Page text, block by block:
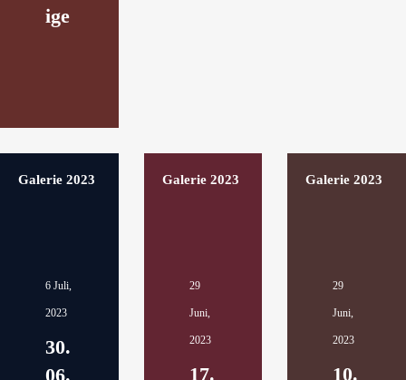
ige
Galerie 2023
6 Juli,
2023
30.
06.
Galerie 2023
29
Juni,
2023
17.
Galerie 2023
29
Juni,
2023
10.